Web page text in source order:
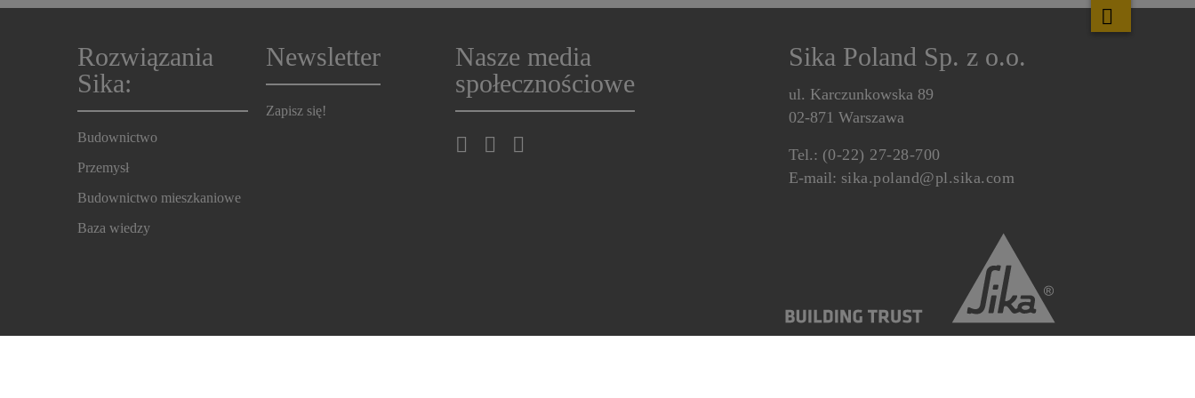
Rozwiązania
Sika:
Budownictwo
Przemysł
Budownictwo mieszkaniowe
Baza wiedzy
Newsletter
Zapisz się!
Nasze media
społecznościowe
Sika Poland Sp. z o.o.
ul. Karczunkowska 89
02-871 Warszawa
Tel.: (0-22) 27-28-700
E-mail: sika.poland@pl.sika.com